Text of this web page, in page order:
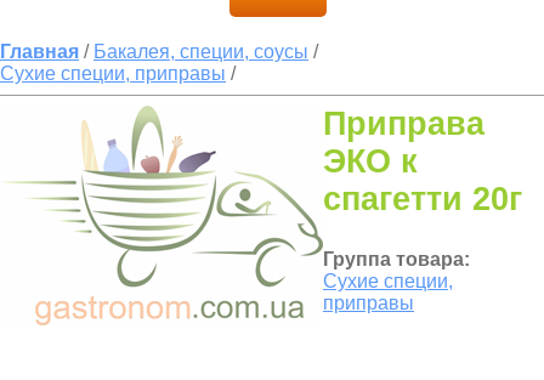
Главная / Бакалея, специи, соусы /
Сухие специи, приправы /
Приправа
ЭКО к
спагетти 20г
Группа товара:
Сухие специи,
приправы